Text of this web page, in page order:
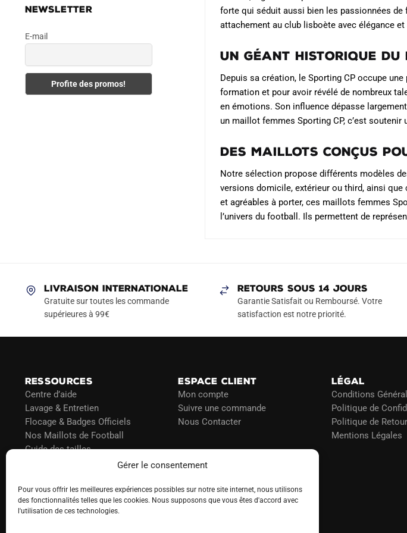
Gérer le consentement
Pour vous offrir les meilleures expériences possibles sur notre site internet, nous utilisons
des fonctionnalités telles que les cookies. Nous supposons que vous êtes d'accord avec
l'utilisation de ces technologies.
produit
la
produit
forte qui séduit aussi bien les passionnées
attachement au club lisboète avec élégance
Un géant historique
Depuis sa création, le Sporting CP occupe
formation et pour avoir révélé de nombreux
en émotions. Son influence dépasse
un maillot femmes Sporting CP, c’est
Des maillots conçus
Notre sélection propose différents modèles
versions domicile, extérieur ou third, ainsi
et agréables à porter, ces maillots femmes
l’univers du football. Ils permettent de
NEWSLETTER
E-mail
LIVRAISON INTERNATIONALE
Gratuite sur toutes les commande
supérieures à 99€
RETOURS SOUS 14 JOURS
Garantie Satisfait ou Remboursé. Votre
satisfaction est notre priorité.
RESSOURCES
Centre d’aide
Lavage & Entretien
Flocage & Badges Officiels
Nos Maillots de Football
Guide des tailles
Blog
ESPACE CLIENT
Mon compte
Suivre une commande
Nous Contacter
LÉGAL
Conditions
Politique de
Politique de
Mentions Légales